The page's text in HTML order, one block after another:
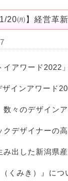
20㈪】経営革
イアワード
ザインアワード
数々のデザイン
クデザイナーの
み出した新潟県
（くみき）』に